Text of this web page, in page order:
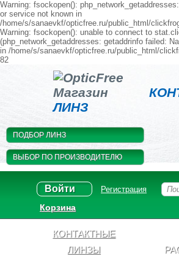
Warning: fsockopen():
or service not known in
/home/s/sanaevkf/opticfree.ru/public_html/
Warning: fsockopen(): unable to connect to
(php_network_getaddresses: getaddrinfo failed:
in /home/s/sanaevkf/opticfree.ru/public_html/
82
Магазин
ЛИНЗ
ПОДБОР ЛИНЗ
ВЫБОР ПО ПРОИЗВОДИТЕЛЮ
Войти Регистрация
Корзина
КОНТАКТНЫЕ
ЛИНЗЫ